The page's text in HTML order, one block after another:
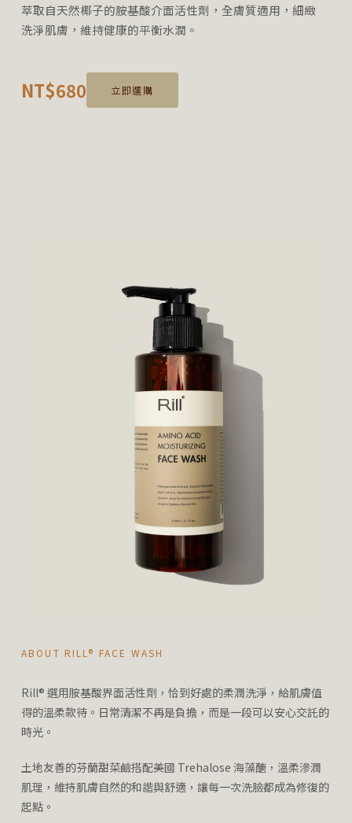
萃取自天然椰子的胺基酸介面活性劑，全膚質適用，細緻
洗淨肌膚，維持健康的平衡水潤。
NT$680 立即選購
ABOUT RILL® FACE WASH
Rill® 選用胺基酸界面活性劑，恰到好處的柔潤洗淨，給肌膚值
得的溫柔款待。日常清潔不再是負擔，而是一段可以安心交託的
時光。
土地友善的芬蘭甜菜鹼搭配美國 Trehalose 海藻醣，溫柔滲潤
肌理，維持肌膚自然的和諧與舒適，讓每一次洗臉都成為修復的
起點。